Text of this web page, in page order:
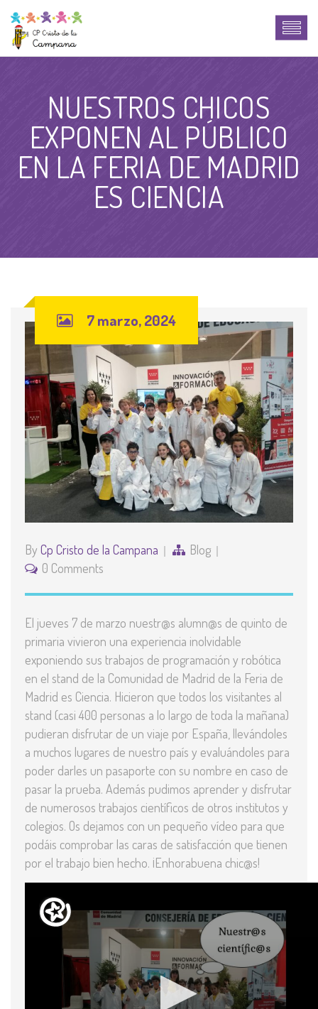
NUESTROS CHICOS
EXPONEN AL PÚBLICO
EN LA FERIA DE MADRID
ES CIENCIA
7 marzo, 2024
By Cp Cristo de la Campana
Blog
0 Comments
El jueves 7 de marzo nuestr@s alumn@s de quinto de
primaria vivieron una experiencia inolvidable
exponiendo sus trabajos de programación y robótica
en el stand de la Comunidad de Madrid de la Feria de
Madrid es Ciencia. Hicieron que todos los visitantes al
stand (casi 400 personas a lo largo de toda la mañana)
pudieran disfrutar de un viaje por España, llevándoles
a muchos lugares de nuestro país y evaluándoles para
poder darles un pasaporte con su nombre en caso de
pasar la prueba. Además pudimos aprender y disfrutar
de numerosos trabajos científicos de otros institutos y
colegios. Os dejamos con un pequeño vídeo para que
podáis comprobar las caras de satisfacción que tienen
por el trabajo bien hecho. ¡Enhorabuena chic@s!